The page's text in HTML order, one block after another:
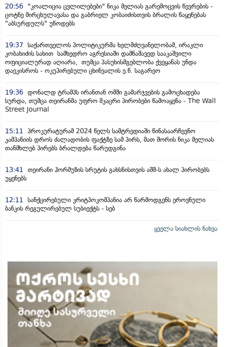
20:56
"კოალიცია ცვლილებები" ნიკა მელიას გარემოცვის წევრების -
ცოტნე მირცხულავასა და გაბრიელ კობაიძისთვის ბრალის წაყენებას
"აბსურდულს" უწოდებს
19:37 საქართველოს პოლიტიკურმა ხელმძღვანელობამ, ირაკლი
კობახიძის სახით სამხედრო აგრესიაში დამნაშავედ სააკაშვილი
ოფიციალურად აღიარა, თუმცა პასუხისმგებლობა ქვეყანას უნდა
დაეკისროს - ოკუპირებული ცხინვალის ე.წ. საგარეო
19:36 დონალდ ტრამპს ირანთან ომში გამარჯვების გამოცხადება
სურდა, თუმცა თეირანმა უფრო მკაცრი პირობები წამოაყენა - The Wall
Street Journal
15:11
პროკურატურამ 2024 წელს სამტრედიაში წინასაარჩევნო
კამპანიის დროს ძალადობის ფაქტზე სამ პირს, მათ შორის ნიკა მელიას
თანმხლებ პირებს ბრალდება წარუდგინა
13:41
თეირანი ჰორმუზის სრუტის გახსნისთვის აშშ-ს ახალ პირობებს
უყენებს
12:11
სანქცირებული კრიტპოკომპანია არ წარმოდგენს ეროვნული
ბანკის რეგულირებულ სუბიექტს - სებ
ყველა სიახლის ნახვა